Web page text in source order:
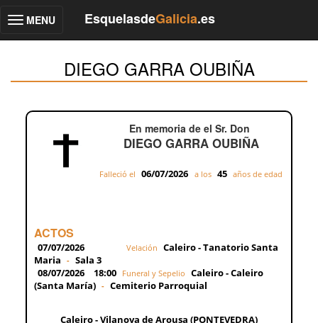
Toggle
MENU EsquelasdeGalicia.es
DIEGO GARRA OUBIÑA
En memoria de el Sr. Don
DIEGO GARRA OUBIÑA
Falleció el 06/07/2026 a los 45 años de edad
ACTOS
07/07/2026 Velación Caleiro - Tanatorio Santa
Maria - Sala 3
08/07/2026
18:00 Funeral y Sepelio Caleiro - Caleiro
(Santa María) - Cemiterio Parroquial
Caleiro - Vilanova de Arousa (PONTEVEDRA)